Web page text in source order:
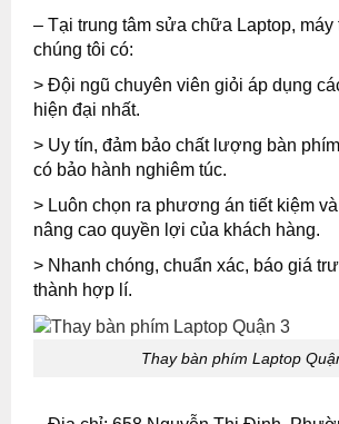
– Tại trung tâmsửa chữa Laptop, máy
chúng tôi có:
> Đội ngũ chuyên viên giỏi áp dụng
hiện đại nhất.
> Uy tín, đảm bảo chất lượng bàn
có bảo hành nghiêm túc.
> Luôn chọn ra phương án tiết kiệm
nâng cao quyền lợi của khách hàng.
> Nhanh chóng, chuẩn xác, báo giá
thành hợp lí.
Thay bàn phím Laptop